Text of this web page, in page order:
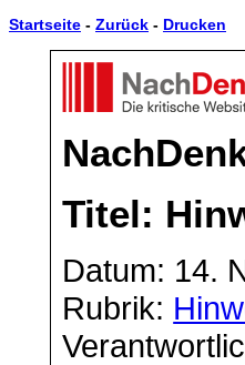
Startseite - Zurück - Drucken
Titel:
Datum: 14.
Rubrik: